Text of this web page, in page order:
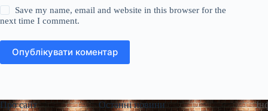
Save my name, email and website in this browser for the
next time I comment.
Опублікувати коментар
Про сайт Останні новини